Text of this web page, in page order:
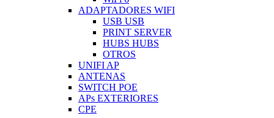
ADAPTADORES WIFI
USB USB
PRINT SERVER
HUBS HUBS
OTROS
UNIFI AP
ANTENAS
SWITCH POE
APs EXTERIORES
CPE